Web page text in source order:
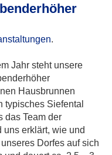
.
Jahr steht unsere
Hausbrunnen
typisches Siefental
das Team der
uns erklärt, wie und
Dorfes auf sich